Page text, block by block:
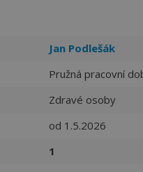
Jan Podlešák
Pružná pracovní
Zdravé osoby
od 1.5.2026
1